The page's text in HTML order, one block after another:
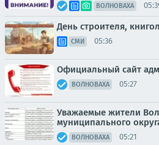
ВОЛНОВАХА
День строителя,
СМИ 05:36
Официальный сайт
ВОЛНОВАХА 05:27
Уважаемые жители
муниципального
ВОЛНОВАХА 05:21